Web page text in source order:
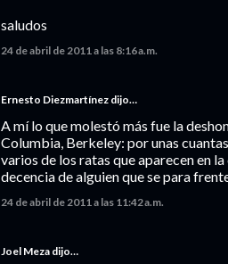
saludos
24 de abril de 2011 a las 8:16 a.m.
Ernesto Diezmartínez dijo…
A mí lo que molestó más fue la
Columbia, Berkeley: por unas
varios de los ratas que aparecen en
decencia de alguien que se para
24 de abril de 2011 a las 11:42 a.m.
Joel Meza dijo…